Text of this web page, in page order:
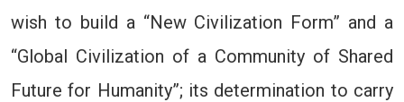
wish to build a “New Civilization Form” and a
“Global Civilization of a Community of Shared
Future for Humanity”; its determination to carry